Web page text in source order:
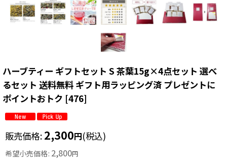
ハーブティー ギフトセット S 茶葉15g×4点セット 選べ
るセット 送料無料 ギフト用ラッピング済 プレゼントに
ポイントおトク [476]
販売価格: 2,300円(税込)
希望小売価格: 2,800円